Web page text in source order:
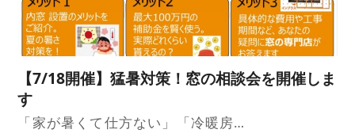
【7/18開催】猛暑対策！窓の相談会を開催しま
す
「家が暑くて仕方ない」「冷暖房…